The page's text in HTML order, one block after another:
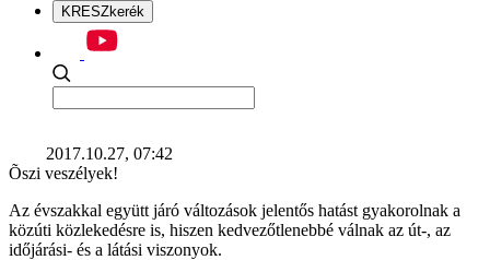
KRESZkerék
2017.10.27, 07:42
Õszi veszélyek!
Az évszakkal együtt járó változások jelentős hatást gyakorolnak a
közúti közlekedésre is, hiszen kedvezőtlenebbé válnak az út-, az
időjárási- és a látási viszonyok.